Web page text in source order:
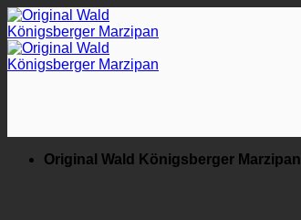
Zum
Inhalt
springen
Original Wald Königsberger Marzipan